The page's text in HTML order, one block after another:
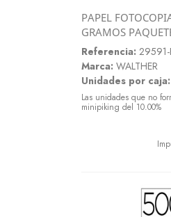
PAPEL
GRAMOS
Referencia: 29591-
Marca: WALTHER
Unidades por caja:
Las unidades que no
minipiking del 10.00%